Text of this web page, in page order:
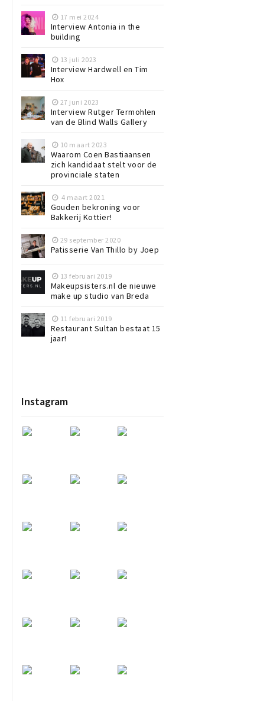
17 mei 2024
Interview Antonia in the
building
13 juli 2023
Interview Hardwell en Tim
Hox
27 juni 2023
Interview Rutger Termohlen
van de Blind Walls Gallery
10 maart 2023
Waarom Coen Bastiaansen
zich kandidaat stelt voor de
provinciale staten
4 maart 2021
Gouden bekroning voor
Bakkerij Kottier!
29 september 2020
Patisserie Van Thillo by Joep
13 februari 2019
Makeupsisters.nl de nieuwe
make up studio van Breda
11 februari 2019
Restaurant Sultan bestaat 15
jaar!
Instagram